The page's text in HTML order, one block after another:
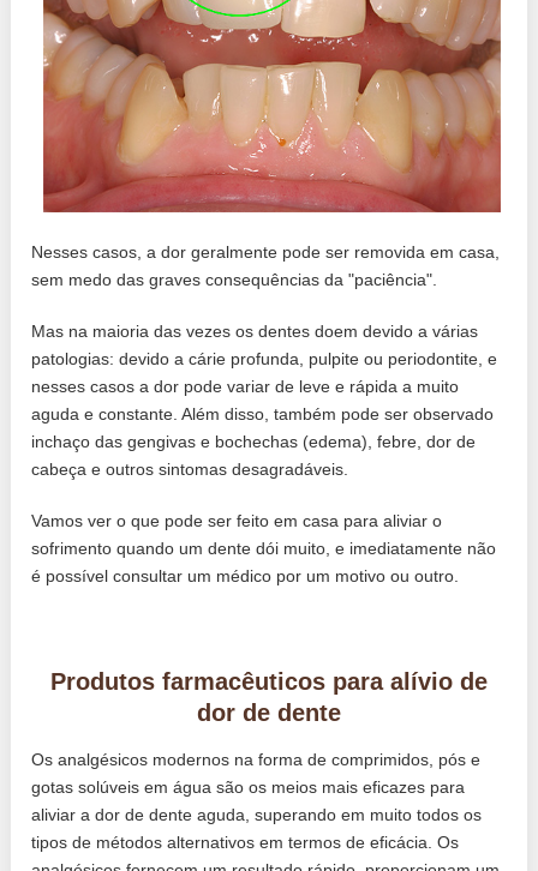
Nesses casos, a dor geralmente pode ser removida em casa,
sem medo das graves consequências da "paciência".
Mas na maioria das vezes os dentes doem devido a várias
patologias: devido a cárie profunda, pulpite ou periodontite, e
nesses casos a dor pode variar de leve e rápida a muito
aguda e constante. Além disso, também pode ser observado
inchaço das gengivas e bochechas (edema), febre, dor de
cabeça e outros sintomas desagradáveis.
Vamos ver o que pode ser feito em casa para aliviar o
sofrimento quando um dente dói muito, e imediatamente não
é possível consultar um médico por um motivo ou outro.
Produtos farmacêuticos para alívio de
dor de dente
Os analgésicos modernos na forma de comprimidos, pós e
gotas solúveis em água são os meios mais eficazes para
aliviar a dor de dente aguda, superando em muito todos os
tipos de métodos alternativos em termos de eficácia. Os